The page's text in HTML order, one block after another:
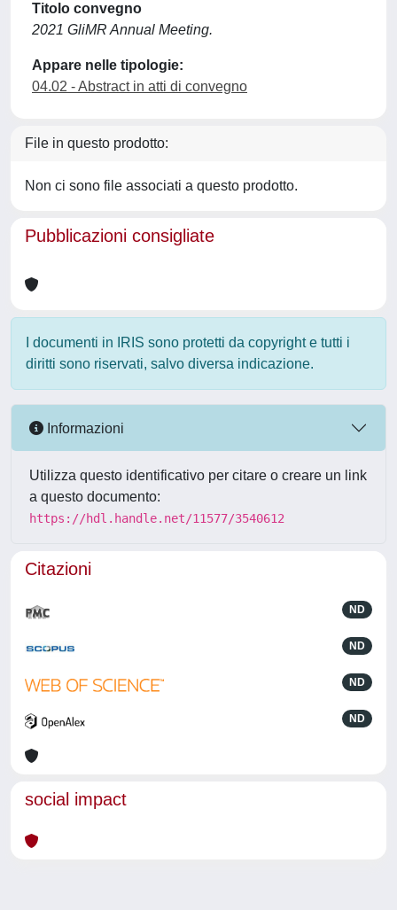
Titolo convegno
2021 GliMR Annual Meeting.
Appare nelle tipologie:
04.02 - Abstract in atti di convegno
File in questo prodotto:
Non ci sono file associati a questo prodotto.
Pubblicazioni consigliate
I documenti in IRIS sono protetti da copyright e tutti i
diritti sono riservati, salvo diversa indicazione.
Informazioni
Utilizza questo identificativo per citare o creare un link
a questo documento:
https://hdl.handle.net/11577/3540612
Citazioni
ND
ND
ND
ND
social impact